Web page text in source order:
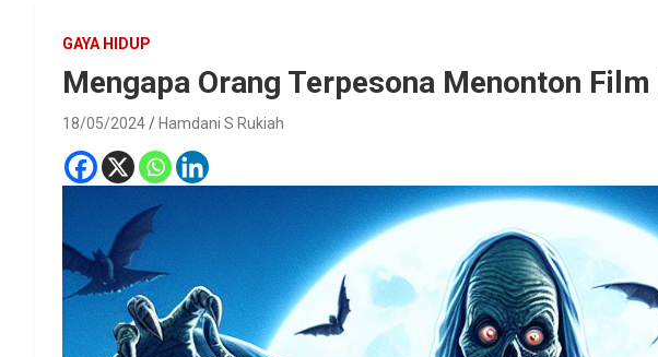
GAYA HIDUP
Mengapa Orang Terpesona Menonton
18/05/2024 Hamdani S Rukiah